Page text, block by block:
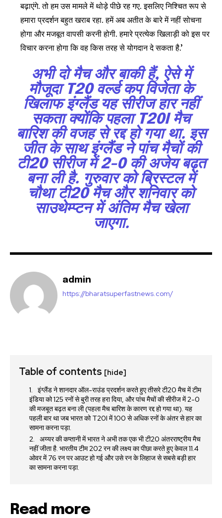
32,111
Followers
32,214
Followers
11,243
Followers
बढ़ाएंगे. तो हम उस मामले में थोड़े पीछे रह गए. इसलिए निश्चित रूप से
हमारा प्रदर्शन बहुत खराब रहा. हमें अब अतीत के बारे में नहीं सोचना
होगा और मजबूत वापसी करनी होगी. हमारे प्रत्येक खिलाड़ी को इस पर
विचार करना होगा कि वह किस तरह से योगदान दे सकता है.’
अभी दो मैच और बाकी हैं, ऐसे में
मौजूदा T20 वर्ल्ड कप विजेता के
खिलाफ इंग्लैंड यह सीरीज हार नहीं
सकता क्योंकि पहला T20I मैच
बारिश की वजह से रद्द हो गया था. इस
जीत के साथ इंग्लैंड ने पांच मैचों की
टी20 सीरीज में 2-0 की अजेय बढ़त
बना ली है. गुरुवार को ब्रिस्टल में
चौथा टी20 मैच और शनिवार को
साउथेम्प्टन में अंतिम मैच खेला
जाएगा.
admin
https://bharatsuperfastnews.com/
Table of contents [hide]
इंग्लैंड ने शानदार ऑल-राउंड प्रदर्शन करते हुए तीसरे टी20 मैच में टीम
इंडिया को 125 रनों से बुरी तरह हरा दिया, और पांच मैचों की सीरीज में 2-0
की मजबूत बढ़त बना ली (पहला मैच बारिश के कारण रद्द हो गया था). यह
पहली बार था जब भारत को T20I में 100 से अधिक रनों के अंतर से हार का
सामना करना पड़ा.
अय्यर की कप्तानी में भारत ने अभी तक एक भी टी20 अंतरराष्ट्रीय मैच
नहीं जीता है. भारतीय टीम 202 रन की लक्ष्य का पीछा करते हुए केवल 11.4
ओवर में 76 रन पर आउट हो गई और उसे रन के लिहाज से सबसे बड़ी हार
का सामना करना पड़ा.
Read more